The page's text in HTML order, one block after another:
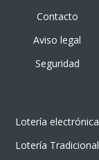
Contacto
Aviso legal
Seguridad
Lotería electrónica
Lotería Tradicional